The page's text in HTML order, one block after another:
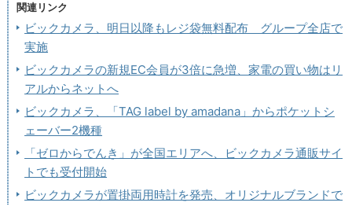
関連リンク
ビックカメラ、明日以降もレジ袋無料配布 グループ全店で
実施
ビックカメラの新規EC会員が3倍に急増、家電の買い物はリ
アルからネットへ
ビックカメラ、「TAG label by amadana」からポケットシ
ェーバー2機種
「ゼロからでんき」が全国エリアへ、ビックカメラ通販サイ
トでも受付開始
ビックカメラが置掛両用時計を発売、オリジナルブランドで